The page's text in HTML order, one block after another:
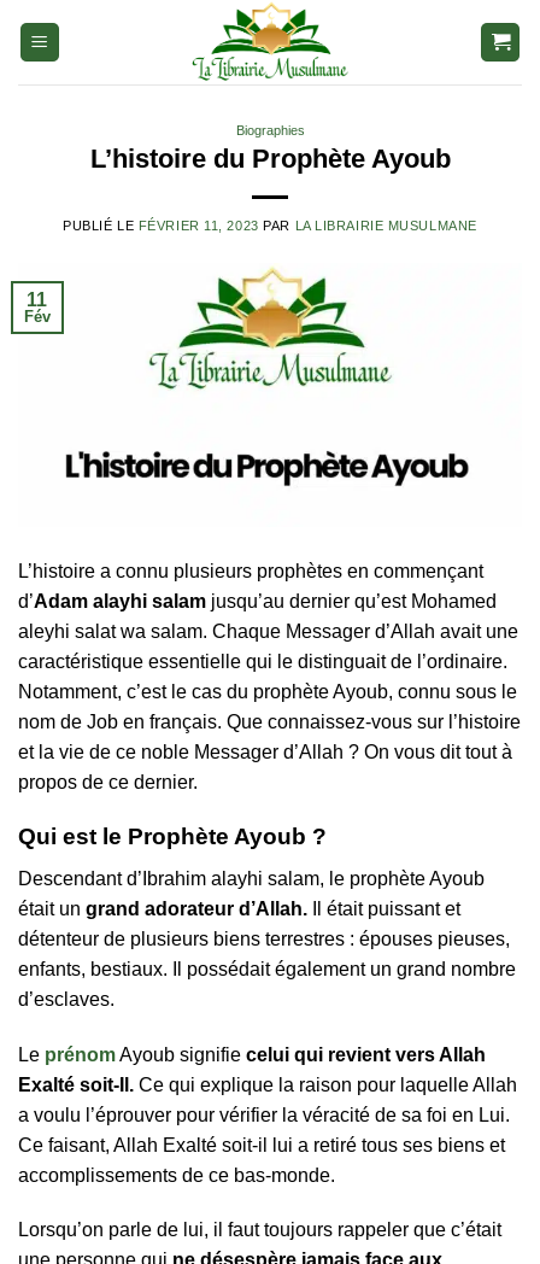
Biographies
L’histoire du Prophète Ayoub
PUBLIÉ LE FÉVRIER 11, 2023 PAR LA LIBRAIRIE MUSULMANE
11
Fév
L’histoire a connu plusieurs prophètes en commençant
d’Adam alayhi salam jusqu’au dernier qu’est Mohamed
aleyhi salat wa salam. Chaque Messager d’Allah avait une
caractéristique essentielle qui le distinguait de l’ordinaire.
Notamment, c’est le cas du prophète Ayoub, connu sous le
nom de Job en français. Que connaissez-vous sur l’histoire
et la vie de ce noble Messager d’Allah ? On vous dit tout à
propos de ce dernier.
Qui est le Prophète Ayoub ?
Descendant d’Ibrahim alayhi salam, le prophète Ayoub
était un grand adorateur d’Allah.
Il était puissant et
détenteur de plusieurs biens terrestres : épouses pieuses,
enfants, bestiaux. Il possédait également un grand nombre
d’esclaves.
Le prénomAyoub signifie celui qui revient vers Allah
Exalté soit-Il. Ce qui explique la raison pour laquelle Allah
a voulu l’éprouver pour vérifier la véracité de sa foi en Lui.
Ce faisant, Allah Exalté soit-il lui a retiré tous ses biens et
accomplissements de ce bas-monde.
Lorsqu’on parle de lui, il faut toujours rappeler que c’était